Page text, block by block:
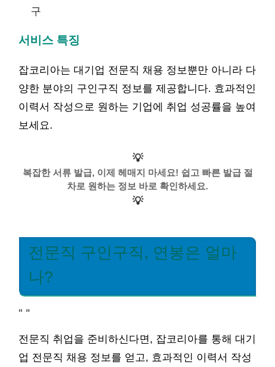
구
서비스 특징
잡코리아는 대기업 전문직 채용 정보뿐만 아니라 다
양한 분야의 구인구직 정보를 제공합니다. 효과적인
이력서 작성으로 원하는 기업에 취업 성공률을 높여
보세요.
💡
복잡한 서류 발급, 이제 헤매지 마세요! 쉽고 빠른 발급 절
차로 원하는 정보 바로 확인하세요.
💡
전문직 구인구직, 연봉은 얼마
나?
" "
전문직 취업을 준비하신다면, 잡코리아를 통해 대기
업 전문직 채용 정보를 얻고, 효과적인 이력서 작성